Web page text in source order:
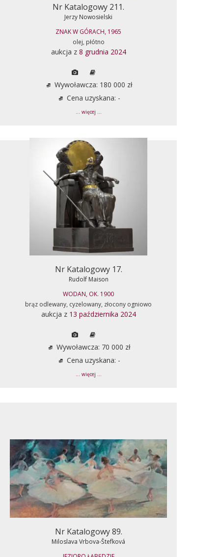
Nr Katalogowy 211.
Jerzy Nowosielski
ZNAK W GÓRACH, 1965
olej, płótno
aukcja z 8 grudnia 2024
Wywoławcza: 180 000 zł
Cena uzyskana: -
... więcej ...
Nr Katalogowy 17.
Rudolf Maison
WODAN, OK. 1900
brąz odlewany, cyzelowany, złocony ogniowo
aukcja z 13 października 2024
Wywoławcza: 70 000 zł
Cena uzyskana: -
... więcej ...
Nr Katalogowy 89.
Miloslava Vrbova-Štefková